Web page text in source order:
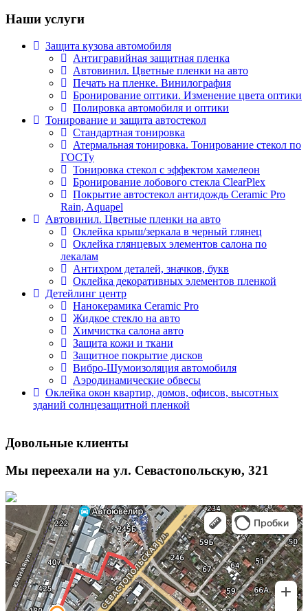
Наши услуги
Защита кузова автомобиля
Антигравийная защитная пленка
Автовинил. Цветные пленки на авто
Печать на пленке. Винилография
Бронирование оптики. Изменение цвета оптики
Полировка автомобиля и оптики
Тонирование и защита автостекол
Стандартная тонировка
Атермальная тонировка. Тонирование стекол по
ГОСТу
Тонировка стекол с эффектом хамелеон
Бронирование лобового стекла ClearPlex
Покрытие автостекол антидождь Ceramic Pro
Rain, Aquapel
Автовинил. Цветные пленки на авто
Оклейка крыш/зеркала в черный глянец
Оклейка глянцевых элементов салона по
лекалам
Антихром деталей, значков, букв
Оклейка декоративных элементов пленкой
Детейлинг центр
Нанокерамика Ceramic Pro
Жидкое стекло на авто
Химчистка салона авто
Защита кожи и ткани
Защитное покрытие дисков
Вибро-Шумоизоляция автомобиля
Аэродинамические обвесы
Оклейка окон квартир, домов, офисов, высотных
зданий солнцезащитной пленкой
Довольные клиенты
Мы переехали на ул. Севастопольскую, 321